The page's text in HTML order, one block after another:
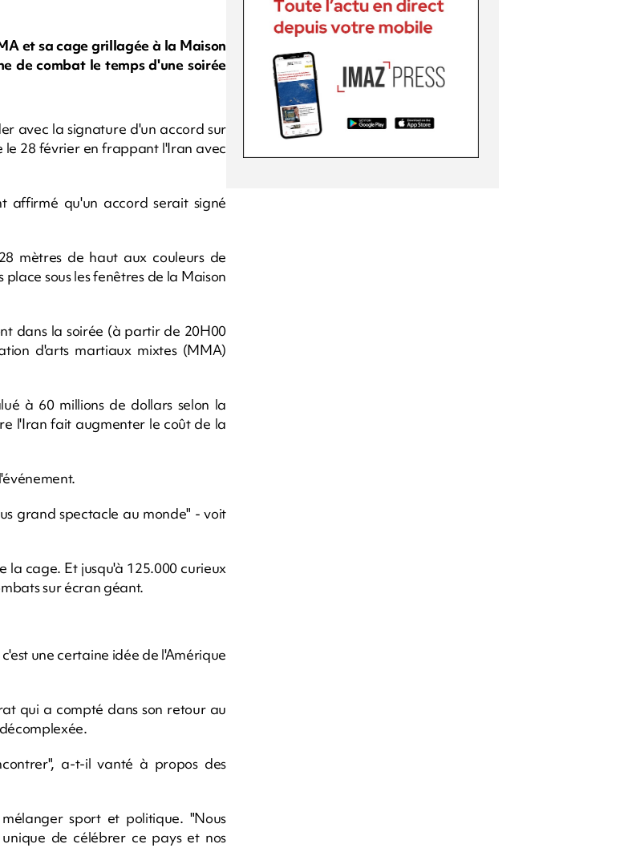
et sa cage grillagée à la Maison
de combat le temps d'une soirée
avec la signature d'un accord sur
28 février en frappant l'Iran avec
affirmé qu'un accord serait signé
mètres de haut aux couleurs de
sous les fenêtres de la Maison
dans la soirée (à partir de 20H00
d'arts martiaux mixtes (MMA)
à 60 millions de dollars selon la
l'Iran fait augmenter le coût de la
grand spectacle au monde" - voit
la cage. Et jusqu'à 125.000 curieux
sur écran géant.
une certaine idée de l'Amérique
qui a compté dans son retour au
a-t-il vanté à propos des
sport et politique. "Nous
de célébrer ce pays et nos